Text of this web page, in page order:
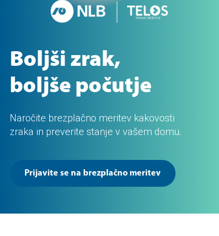
Boljši zrak,
boljše počutje
Naročite brezplačno meritev kakovosti
zraka in preverite stanje v vašem domu.
Prijavite se na brezplačno meritev